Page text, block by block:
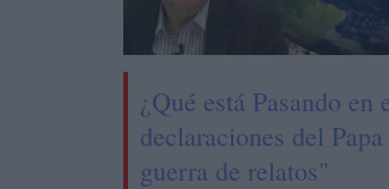
¿Qué está Pasando
declaraciones del
guerra de relatos"